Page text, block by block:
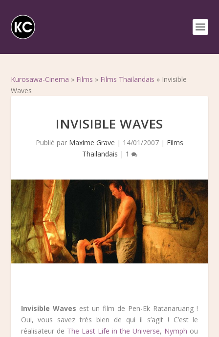
Kurosawa-Cinema » Films » Films Thailandais » Invisible
Waves
INVISIBLE WAVES
Publié par Maxime Grave | 14/01/2007 | Films
Thailandais | 1
Invisible Waves est un film de Pen-Ek Ratanaruang !
Oui, vous savez très bien de qui il s’agit ! C’est le
réalisateur de The Last Life in the Universe, Nymph ou